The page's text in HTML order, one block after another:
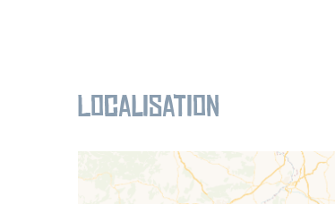
Localisation